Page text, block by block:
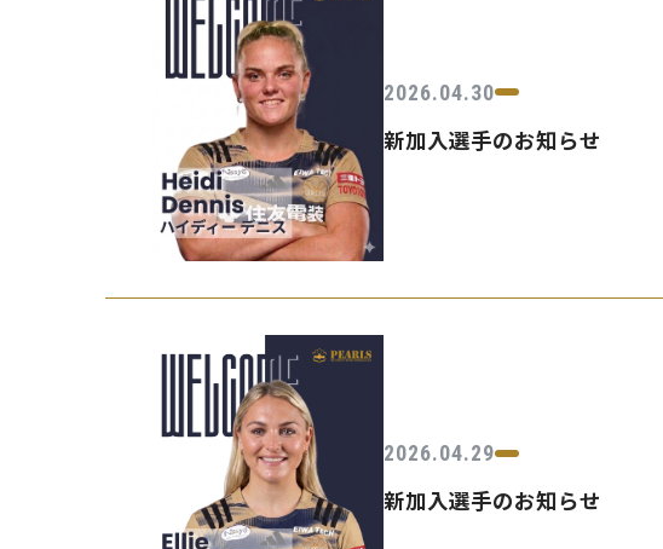
2026.04.30
新加入選手のお知らせ
2026.04.29
新加入選手のお知らせ